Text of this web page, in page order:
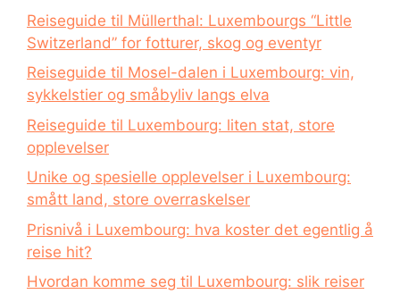
Reiseguide til Müllerthal: Luxembourgs “Little
Switzerland” for fotturer, skog og eventyr
Reiseguide til Mosel-dalen i Luxembourg: vin,
sykkelstier og småbyliv langs elva
Reiseguide til Luxembourg: liten stat, store
opplevelser
Unike og spesielle opplevelser i Luxembourg:
smått land, store overraskelser
Prisnivå i Luxembourg: hva koster det egentlig å
reise hit?
Hvordan komme seg til Luxembourg: slik reiser